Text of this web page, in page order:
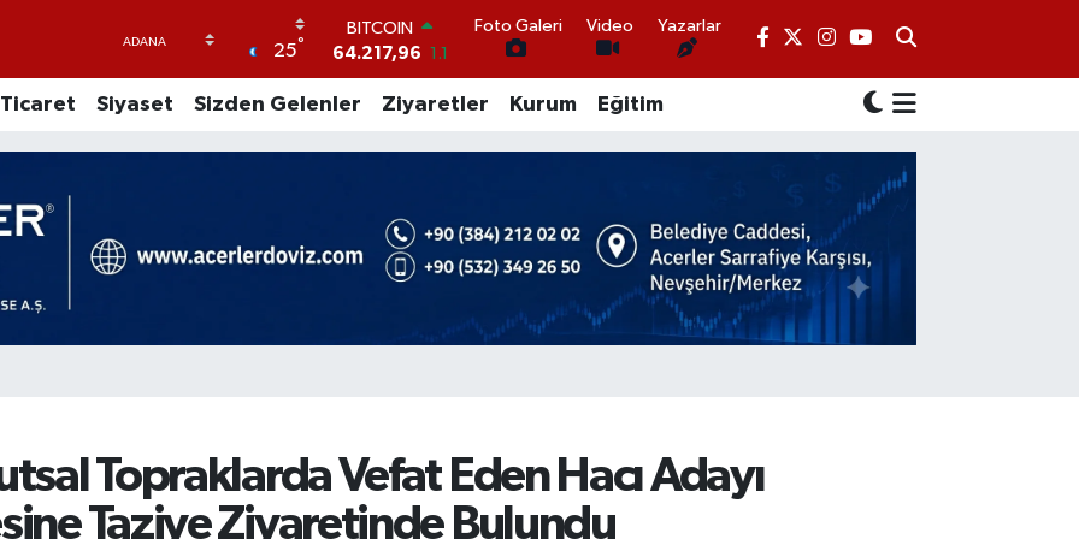
25°
DOLAR
47,5452 -0.01
EURO
54,8942 0.19
64,0425 0.17
BİST100
13.688 207
BITCOIN
Foto Galeri Video Yazarlar
Ticaret Siyaset Sizden Gelenler Ziyaretler Kurum Eğitim
Topraklarda Vefat Eden Hacı Adayı
Taziye Ziyaretinde Bulundu